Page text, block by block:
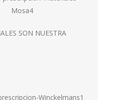
SON NUESTRA